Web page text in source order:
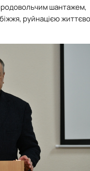
шантажем,
руйнацією життєво